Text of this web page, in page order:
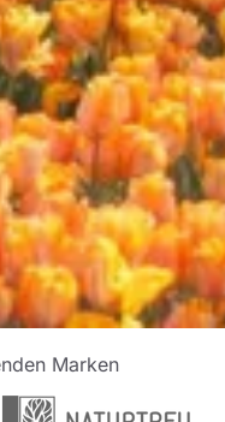
Marken